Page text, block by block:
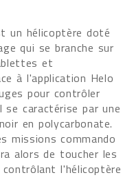
un hélicoptère doté
qui se branche sur
et
à l'application Helo
pour contrôler
caractérise par une
en polycarbonate.
missions commando
alors de toucher les
l'hélicoptère